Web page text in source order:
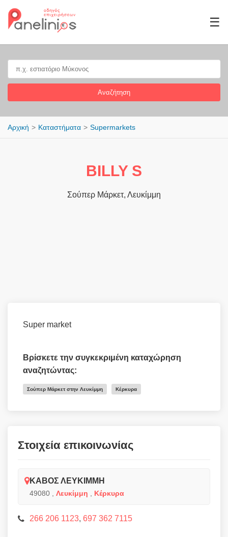
☰
Αναζήτηση
Αρχική Καταστήματα Supermarkets
BILLY S
Σούπερ Μάρκετ, Λευκίμμη
Super market
Βρίσκετε την συγκεκριμένη καταχώρηση
αναζητώντας:
Σούπερ Μάρκετ στην Λευκίμμη Κέρκυρα
Στοιχεία επικοινωνίας
ΚΑΒΟΣ ΛΕΥΚΙΜΜΗ
49080 Λευκίμμη Κέρκυρα
266 206 1123, 697 362 7115